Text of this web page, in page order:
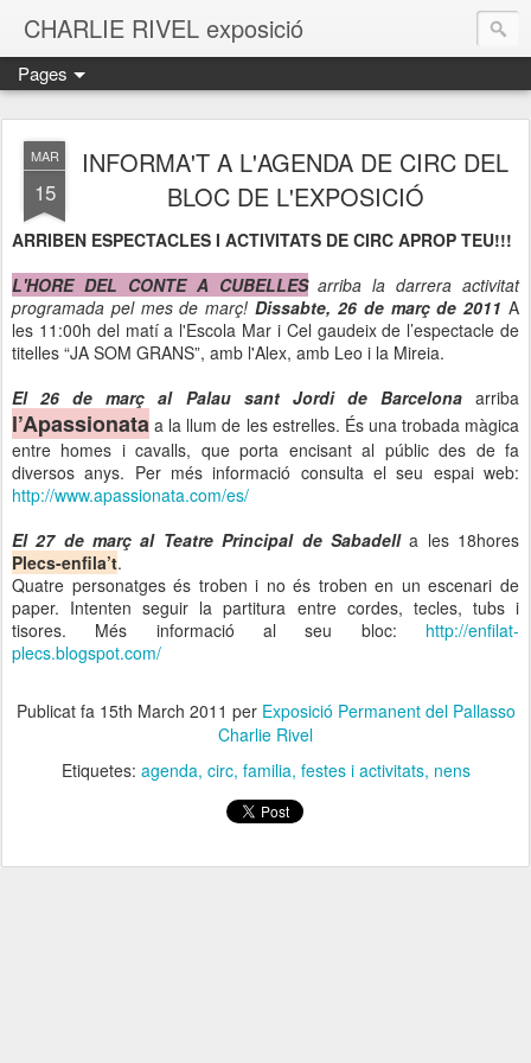
CHARLIE RIVEL exposició
Pages
MAR
15
INFORMA'T A L'AGENDA DE CIRC DEL
BLOC DE L'EXPOSICIÓ
ARRIBEN ESPECTACLES I ACTIVITATS DE CIRC APROP TEU!!!
L'HORE DEL CONTE A CUBELLESarriba la darrera activitat
programada pel mes de març!Dissabte, 26 de març de 2011A
les 11:00h del matí a l'Escola Mar i Cel gaudeix de l’espectacle de
titelles “JA SOM GRANS”, amb l'Alex, amb Leo i la Mireia.
El 26 de març al Palau sant Jordi de Barcelonaarriba
l’Apassionata a la llum de les estrelles. És una trobada màgica
entre homes i cavalls, que porta encisant al públic des de fa
diversos anys. Per més informació consulta el seu espai web:
http://www.apassionata.com/es/
El 27 de març al Teatre Principal de Sabadella les 18hores
Plecs-enfila’t.
Quatre personatges és troben i no és troben en un escenari de
paper. Intenten seguir la partitura entre cordes, tecles, tubs i
tisores. Més informació al seu bloc: http://enfilat-
plecs.blogspot.com/
Publicat fa 15th March 2011 per Exposició Permanent del Pallasso
Charlie Rivel
Etiquetes: agenda circ familia festes i activitats nens